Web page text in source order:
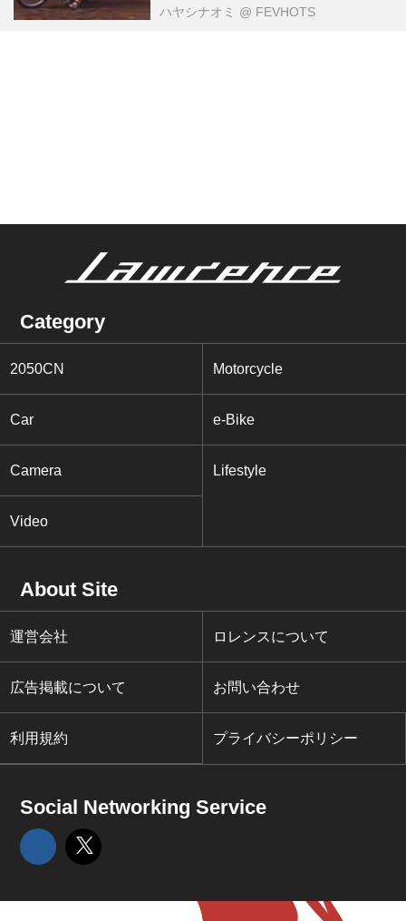
ハヤシナオミ @ FEVHOTS
Category
2050CN Motorcycle
Car e-Bike
Camera Lifestyle
Video
About Site
運営会社 ロレンスについて
広告掲載について お問い合わせ
利用規約 プライバシーポリシー
Social Networking Service